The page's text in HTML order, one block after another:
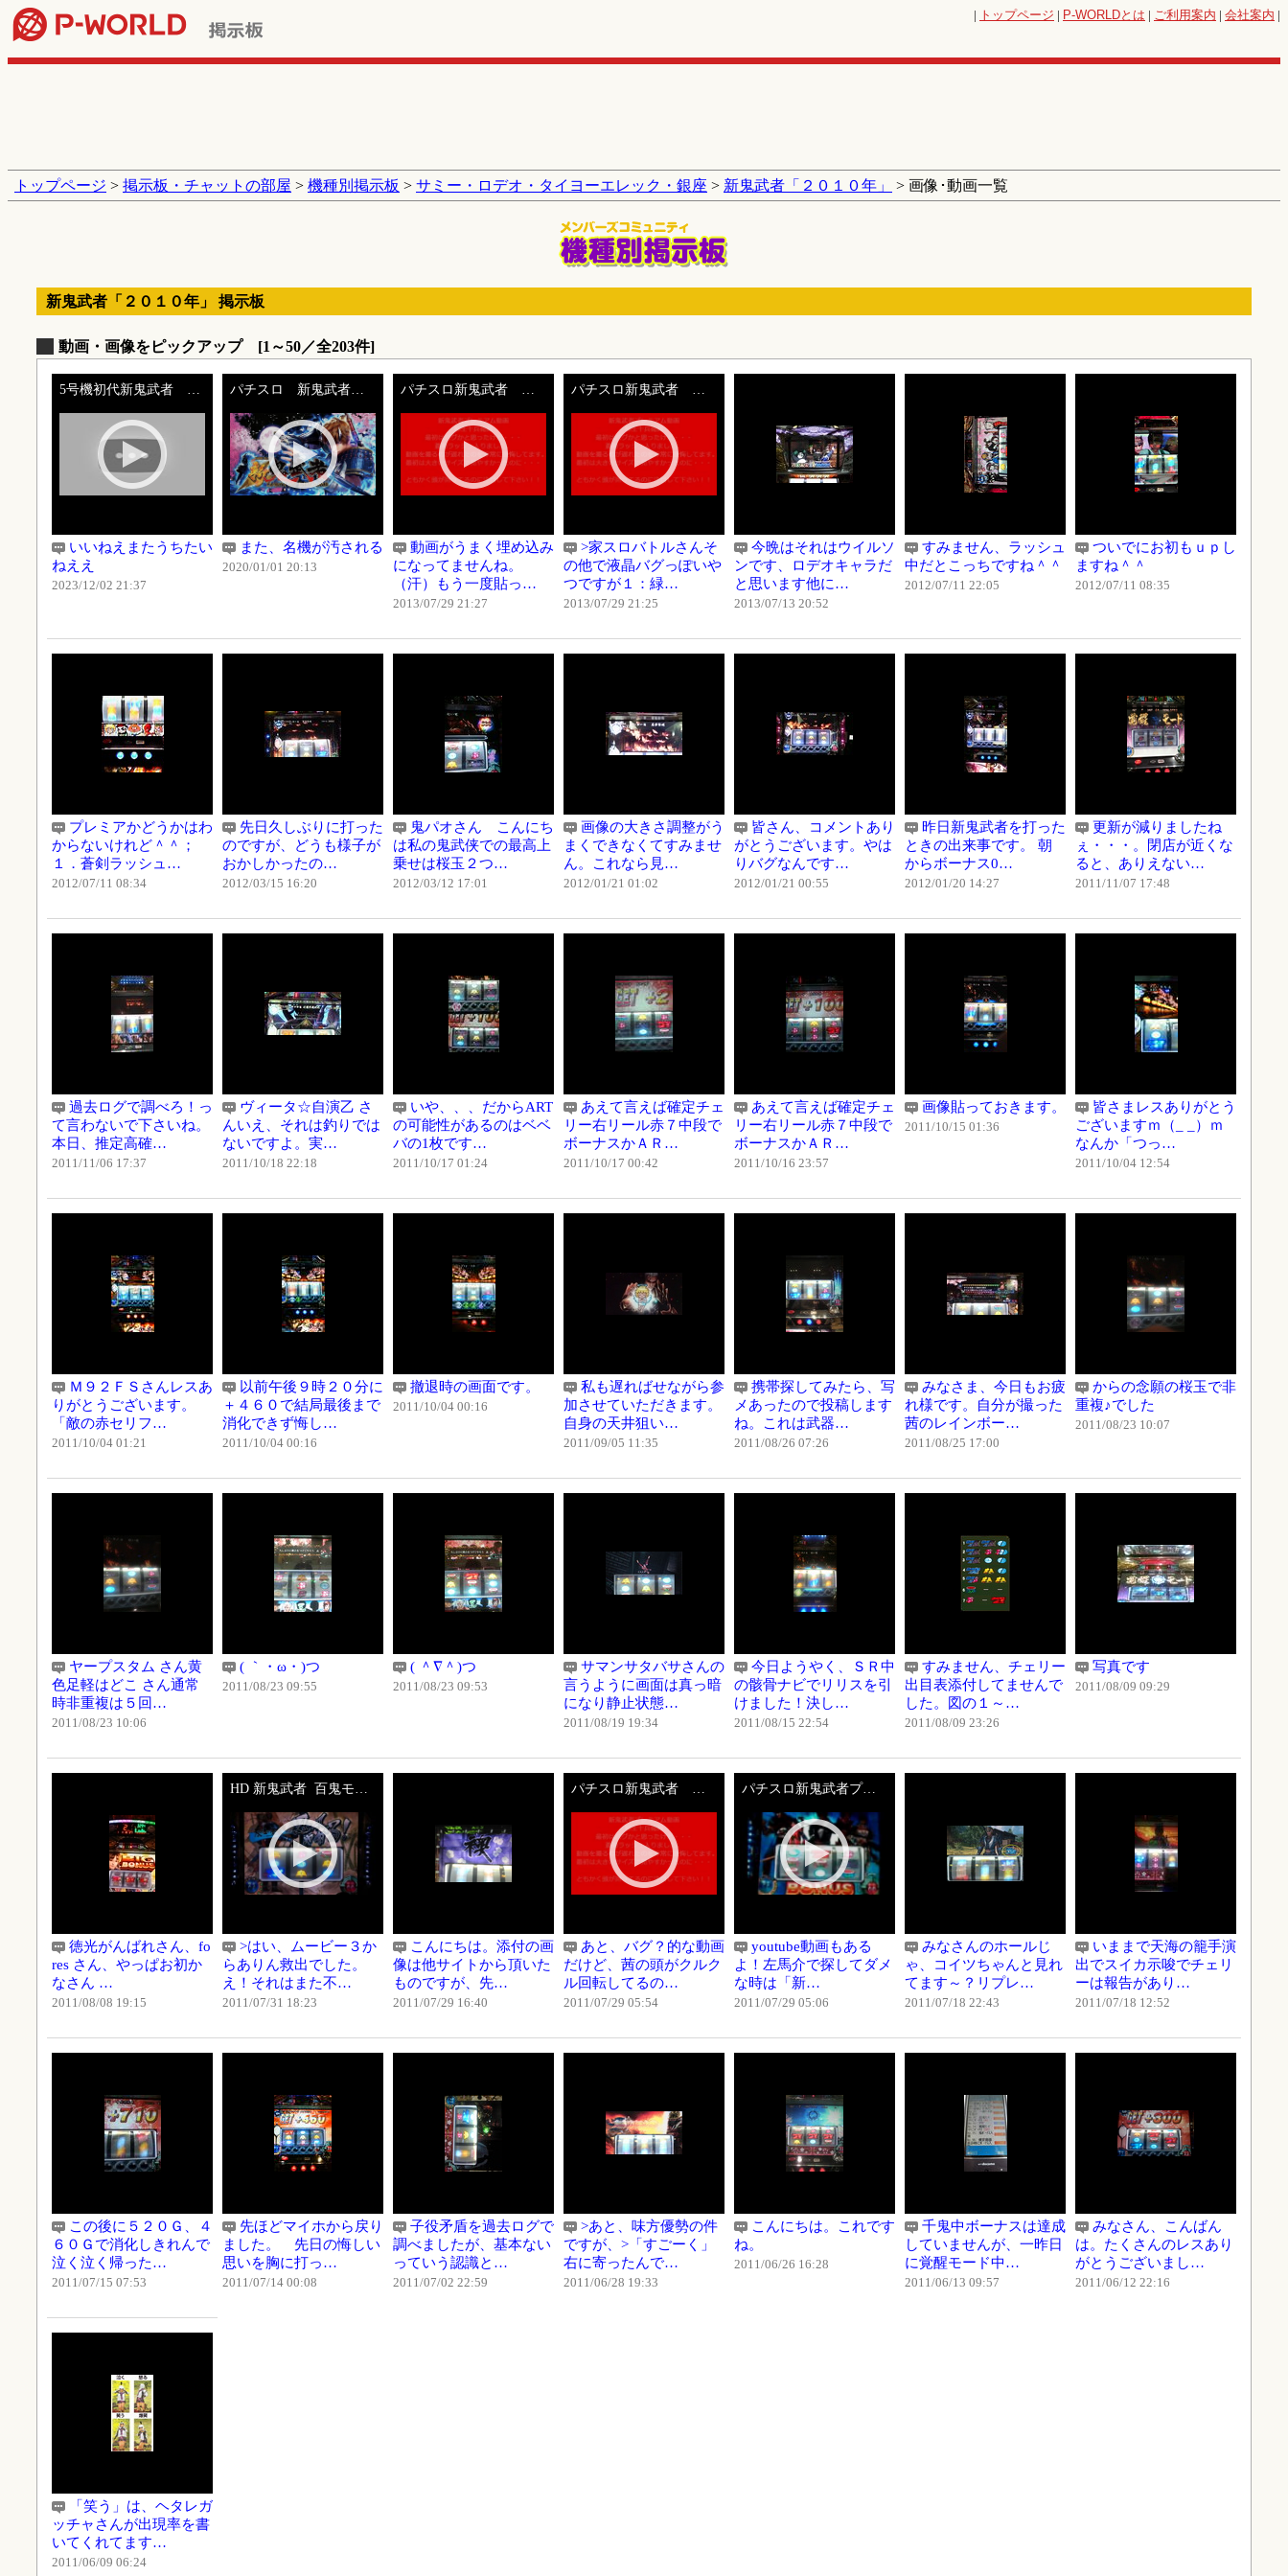
| トップページ | P-WORLDとは | ご利用案内 | 会社案内 |
トップページ > 掲示板・チャットの部屋 > 機種別掲示板 > サミー・ロデオ・タイヨーエレック・銀座 > 新鬼武者「２０１０年」 > 画像･動画一覧
新鬼武者「２０１０年」 掲示板
動画・画像をピックアップ [1～50／全203件]
5号機初代新鬼武者 血戦島原演出
いいねえまたうちたい
ねええ
2023/12/02 21:37
パチスロ 新鬼武者 機種PV
また、名機が汚される
2020/01/01 20:13
パチスロ新鬼武者 柳生十兵衛茜 頭回転プレミア
動画がうまく埋め込み
になってませんね。
（汗）もう一度貼っ…
2013/07/29 21:27
パチスロ新鬼武者 柳生十兵衛茜 頭回転プレミア
>家スロバトルさんそ
の他で液晶バグっぽいや
つですが１：緑…
2013/07/29 21:25
今晩はそれはウイルソ
ンです、ロデオキャラだ
と思います他に…
2013/07/13 20:52
すみません、ラッシュ
中だとこっちですね＾＾
2012/07/11 22:05
ついでにお初もｕｐし
ますね＾＾
2012/07/11 08:35
プレミアかどうかはわ
からないけれど＾＾；
１．蒼剣ラッシュ…
2012/07/11 08:34
先日久しぶりに打った
のですが、どうも様子が
おかしかったの…
2012/03/15 16:20
鬼パオさん こんにち
は私の鬼武侠での最高上
乗せは桜玉２つ…
2012/03/12 17:01
画像の大きさ調整がう
まくできなくてすみませ
ん。これなら見…
2012/01/21 01:02
皆さん、コメントあり
がとうございます。やは
りバグなんです…
2012/01/21 00:55
昨日新鬼武者を打った
ときの出来事です。 朝
からボーナス0…
2012/01/20 14:27
更新が減りましたね
ぇ・・・。閉店が近くな
ると、ありえない…
2011/11/07 17:48
過去ログで調べろ！っ
て言わないで下さいね。
本日、推定高確…
2011/11/06 17:37
ヴィータ☆自演乙 さ
んいえ、それは釣りでは
ないですよ。実…
2011/10/18 22:18
いや、、、だからART
の可能性があるのはベベ
バの1枚です…
2011/10/17 01:24
あえて言えば確定チェ
リー右リール赤７中段で
ボーナスかＡＲ…
2011/10/17 00:42
あえて言えば確定チェ
リー右リール赤７中段で
ボーナスかＡＲ…
2011/10/16 23:57
画像貼っておきます。
2011/10/15 01:36
皆さまレスありがとう
ございますｍ（_ _）ｍ
なんか「つっ…
2011/10/04 12:54
Ｍ９２ＦＳさんレスあ
りがとうございます。
「敵の赤セリフ…
2011/10/04 01:21
以前午後９時２０分に
＋４６０で結局最後まで
消化できず悔し…
2011/10/04 00:16
撤退時の画面です。
2011/10/04 00:16
私も遅ればせながら参
加させていただきます。
自身の天井狙い…
2011/09/05 11:35
携帯探してみたら、写
メあったので投稿します
ね。これは武器…
2011/08/26 07:26
みなさま、今日もお疲
れ様です。自分が撮った
茜のレインボー…
2011/08/25 17:00
からの念願の桜玉で非
重複♪でした
2011/08/23 10:07
ヤープスタム さん黄
色足軽はどこ さん通常
時非重複は５回…
2011/08/23 10:06
( ｀・ω・)つ
2011/08/23 09:55
( ＾∇＾)つ
2011/08/23 09:53
サマンサタバサさんの
言うように画面は真っ暗
になり静止状態…
2011/08/19 19:34
今日ようやく、ＳＲ中
の骸骨ナビでリリスを引
けました！決し…
2011/08/15 22:54
すみません、チェリー
出目表添付してませんで
した。図の１～…
2011/08/09 23:26
写真です
2011/08/09 09:29
徳光がんばれさん、fo
res さん、やっぱお初か
なさん …
2011/08/08 19:15
HD 新鬼武者 百鬼モード 千鬼モード 覚醒モード
>はい、ムービー３か
らありん救出でした。
え！それはまた不…
2011/07/31 18:23
こんにちは。添付の画
像は他サイトから頂いた
ものですが、先…
2011/07/29 16:40
パチスロ新鬼武者 柳生十兵衛茜 頭回転プレミア
あと、バグ？的な動画
だけど、茜の頭がクルク
ル回転してるの…
2011/07/29 05:54
パチスロ新鬼武者プレミア
youtube動画もある
よ！左馬介で探してダメ
な時は「新…
2011/07/29 05:06
みなさんのホールじ
ゃ、コイツちゃんと見れ
てます～？リプレ…
2011/07/18 22:43
いままで天海の籠手演
出でスイカ示唆でチェリ
ーは報告があり…
2011/07/18 12:52
この後に５２０Ｇ、４
６０Ｇで消化しきれんで
泣く泣く帰った…
2011/07/15 07:53
先ほどマイホから戻り
ました。 先日の悔しい
思いを胸に打っ…
2011/07/14 00:08
子役矛盾を過去ログで
調べましたが、基本ない
っていう認識と…
2011/07/02 22:59
>あと、味方優勢の件
ですが、>「すごーく」
右に寄ったんで…
2011/06/28 19:33
こんにちは。これです
ね。
2011/06/26 16:28
千鬼中ボーナスは達成
していませんが、一昨日
に覚醒モード中…
2011/06/13 09:57
みなさん、こんばん
は。たくさんのレスあり
がとうございまし…
2011/06/12 22:16
「笑う」は、ヘタレガ
ッチャさんが出現率を書
いてくれてます…
2011/06/09 06:24